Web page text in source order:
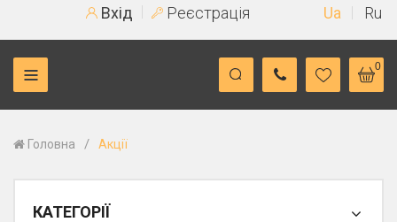
Вхід Реєстрація Ua Ru
0
Головна / Акції
КАТЕГОРІЇ